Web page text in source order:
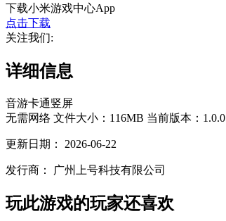
下载小米游戏中心App
点击下载
关注我们:
详细信息
音游卡通竖屏
无需网络 文件大小：116MB 当前版本：1.0.0
更新日期： 2026-06-22
发行商： 广州上号科技有限公司
玩此游戏的玩家还喜欢